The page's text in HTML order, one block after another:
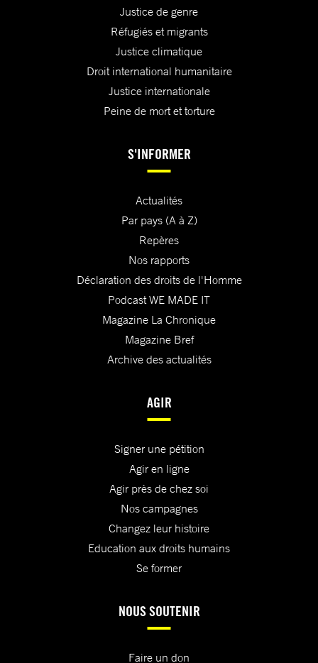
Justice de genre
Réfugiés et migrants
Justice climatique
Droit international humanitaire
Justice internationale
Peine de mort et torture
S'INFORMER
Actualités
Par pays (A à Z)
Repères
Nos rapports
Déclaration des droits de l'Homme
Podcast WE MADE IT
Magazine La Chronique
Magazine Bref
Archive des actualités
AGIR
Signer une pétition
Agir en ligne
Agir près de chez soi
Nos campagnes
Changez leur histoire
Education aux droits humains
Se former
NOUS SOUTENIR
Faire un don